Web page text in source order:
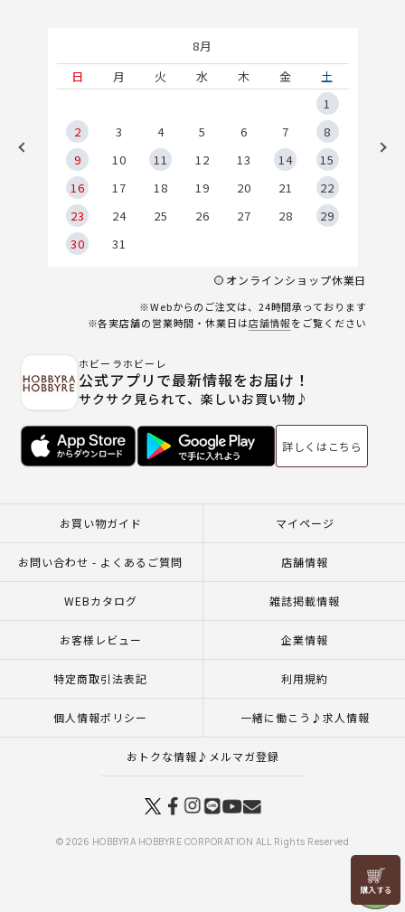
リリヤン
フェア
8月
日
月 火 水 木 金
土
1
2
3 4 5 6 7
8
9
10 11 12 13 14
15
16
17 18 19 20 21
22
23
24 25 26 27 28
29
30
31
オンラインショップ休業日
※Webからのご注文は、24時間承っております
※各実店舗の営業時間・休業日は店舗情報をご覧ください
ホビーラホビーレ
公式アプリで最新情報をお届け！
サクサク見られて、楽しいお買い物♪
詳しくはこちら
お買い物ガイド マイページ
お問い合わせ - よくあるご質問 店舗情報
WEBカタログ 雑誌掲載情報
お客様レビュー 企業情報
特定商取引法表記 利用規約
個人情報ポリシー 一緒に働こう♪求人情報
おトクな情報♪メルマガ登録
© 2026 HOBBYRA HOBBYRE CORPORATION ALL Rights Reserved